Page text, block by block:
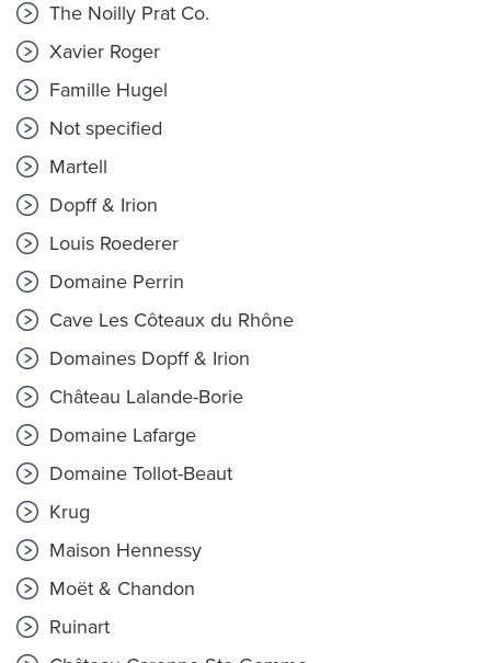
The Noilly Prat Co.
Xavier Roger
Famille Hugel
Not specified
Martell
Dopff & Irion
Louis Roederer
Domaine Perrin
Cave Les Côteaux du Rhône
Domaines Dopff & Irion
Château Lalande-Borie
Domaine Lafarge
Domaine Tollot-Beaut
Krug
Maison Hennessy
Moët & Chandon
Ruinart